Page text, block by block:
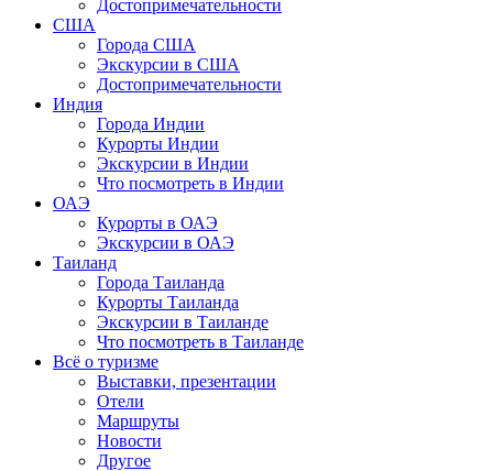
Достопримечательности
США
Города США
Экскурсии в США
Достопримечательности
Индия
Города Индии
Курорты Индии
Экскурсии в Индии
Что посмотреть в Индии
ОАЭ
Курорты в ОАЭ
Экскурсии в ОАЭ
Таиланд
Города Таиланда
Курорты Таиланда
Экскурсии в Таиланде
Что посмотреть в Таиланде
Всё о туризме
Выставки, презентации
Отели
Маршруты
Новости
Другое